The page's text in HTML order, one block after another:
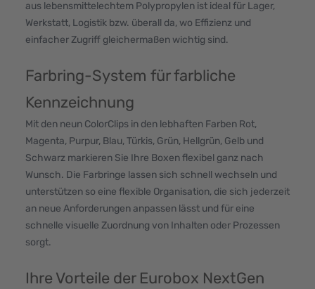
aus lebensmittelechtem Polypropylen ist ideal für Lager,
Werkstatt, Logistik bzw. überall da, wo Effizienz und
einfacher Zugriff gleichermaßen wichtig sind.
Farbring-System für farbliche
Kennzeichnung
Mit den neun ColorClips in den lebhaften Farben Rot,
Magenta, Purpur, Blau, Türkis, Grün, Hellgrün, Gelb und
Schwarz markieren Sie Ihre Boxen flexibel ganz nach
Wunsch. Die Farbringe lassen sich schnell wechseln und
unterstützen so eine flexible Organisation, die sich jederzeit
an neue Anforderungen anpassen lässt und für eine
schnelle visuelle Zuordnung von Inhalten oder Prozessen
sorgt.
Ihre Vorteile der Eurobox NextGen